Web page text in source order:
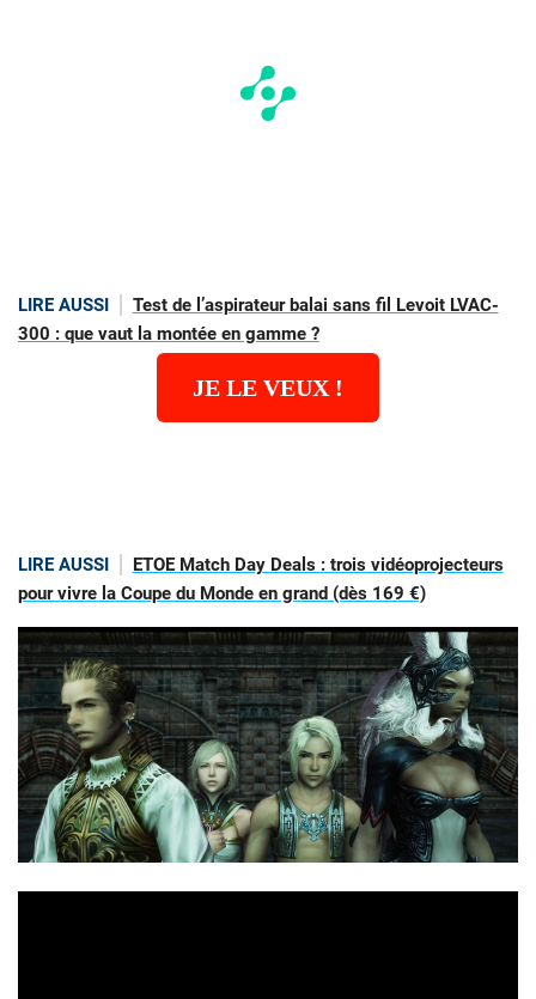
LIRE AUSSI
Test de l’aspirateur balai sans fil Levoit LVAC-
300 : que vaut la montée en gamme ?
JE LE VEUX !
LIRE AUSSI
ETOE Match Day Deals : trois vidéoprojecteurs
pour vivre la Coupe du Monde en grand (dès 169 €)